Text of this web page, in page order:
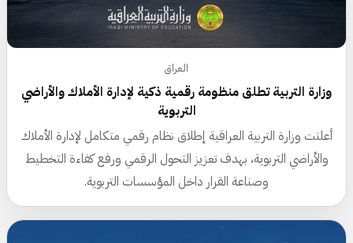
العراق
وزارة التربية تطلق منظومة رقمية ذكية لإدارة الأملاك والأراضي
التربوية
أعلنت وزارة التربية العراقية إطلاق نظام رقمي متكامل لإدارة الأملاك
والأراضي التربوية، بهدف تعزيز التحول الرقمي ورفع كفاءة التخطيط
وصناعة القرار داخل المؤسسات التربوية.